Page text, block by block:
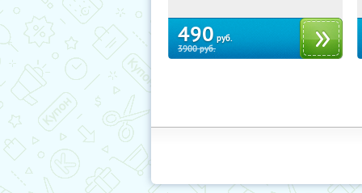
490 руб.
3900руб.